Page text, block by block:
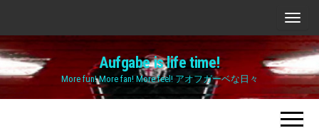
the
content
ナ
ビ
ゲ
ー
シ
ョ
Aufgabe is life time!
More fun! More fan! More feel! アオフガーベな日々